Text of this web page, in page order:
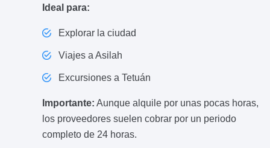
Ideal para:
Explorar la ciudad
Viajes a Asilah
Excursiones a Tetuán
Importante: Aunque alquile por unas pocas horas,
los proveedores suelen cobrar por un periodo
completo de 24 horas.